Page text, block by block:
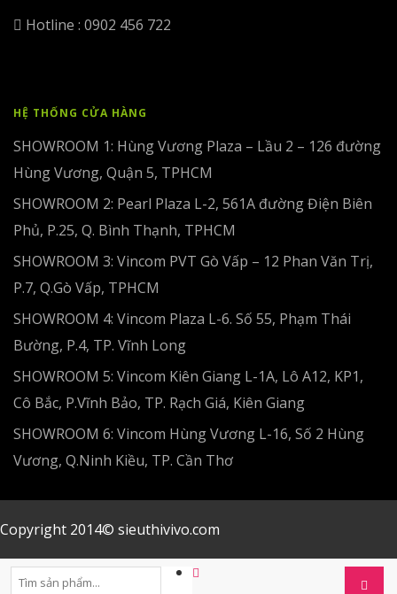
Hotline : 0902 456 722
HỆ THỐNG CỬA HÀNG
SHOWROOM 1: Hùng Vương Plaza – Lầu 2 – 126 đường
Hùng Vương, Quận 5, TPHCM
SHOWROOM 2: Pearl Plaza L-2, 561A đường Điện Biên
Phủ, P.25, Q. Bình Thạnh, TPHCM
SHOWROOM 3: Vincom PVT Gò Vấp – 12 Phan Văn Trị,
P.7, Q.Gò Vấp, TPHCM
SHOWROOM 4: Vincom Plaza L-6. Số 55, Phạm Thái
Bường, P.4, TP. Vĩnh Long
SHOWROOM 5: Vincom Kiên Giang L-1A, Lô A12, KP1,
Cô Bắc, P.Vĩnh Bảo, TP. Rạch Giá, Kiên Giang
SHOWROOM 6: Vincom Hùng Vương L-16, Số 2 Hùng
Vương, Q.Ninh Kiều, TP. Cần Thơ
Copyright 2014© sieuthivivo.com